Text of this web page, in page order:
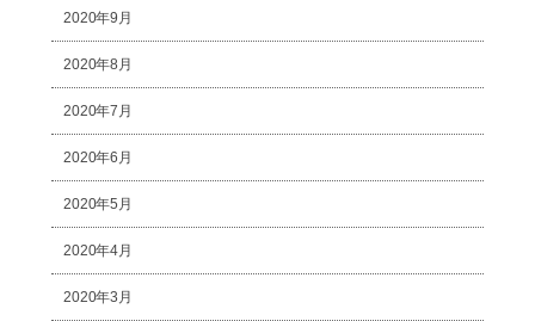
2020年9月
2020年8月
2020年7月
2020年6月
2020年5月
2020年4月
2020年3月